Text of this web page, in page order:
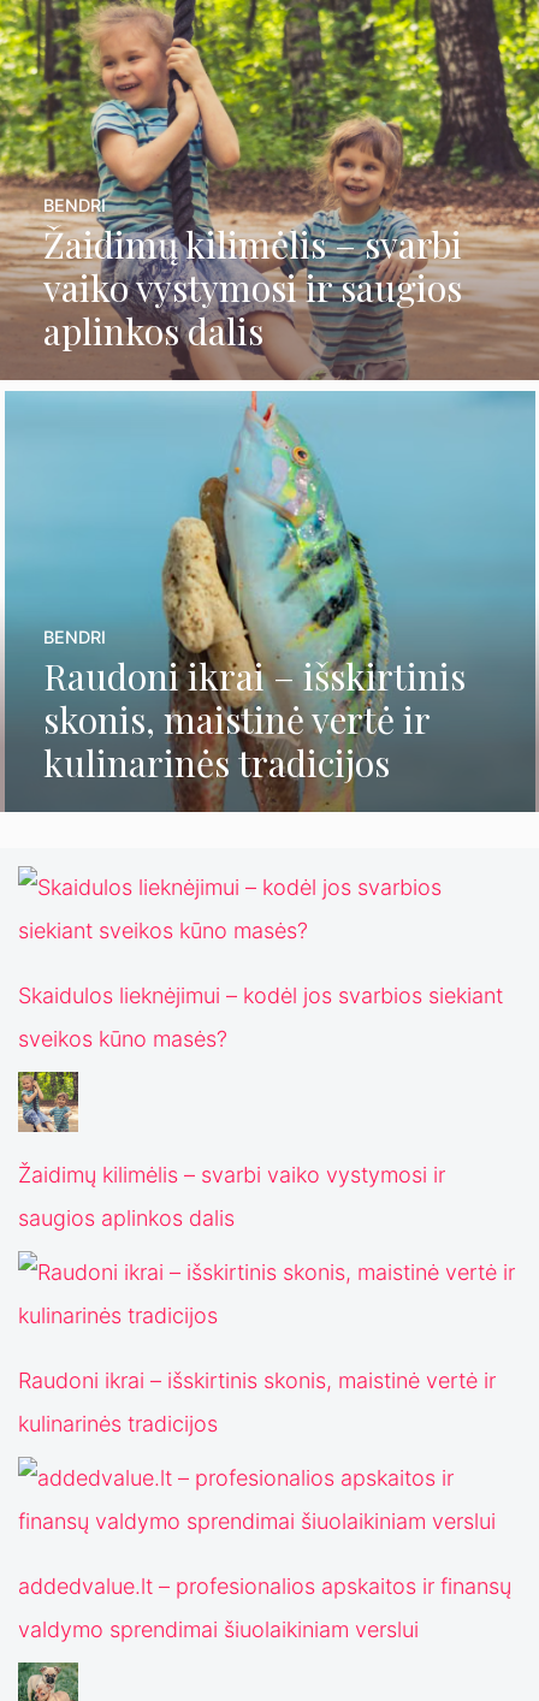
Žaidimų kilimėlis – svarbi
vaiko vystymosi ir saugios
aplinkos dalis
BENDRI
Raudoni ikrai – išskirtinis
skonis, maistinė vertė ir
kulinarinės tradicijos
BENDRI
Skaidulos lieknėjimui – kodėl jos svarbios siekiant
sveikos kūno masės?
Žaidimų kilimėlis – svarbi vaiko vystymosi ir
saugios aplinkos dalis
Raudoni ikrai – išskirtinis skonis, maistinė vertė ir
kulinarinės tradicijos
addedvalue.lt – profesionalios apskaitos ir finansų
valdymo sprendimai šiuolaikiniam verslui